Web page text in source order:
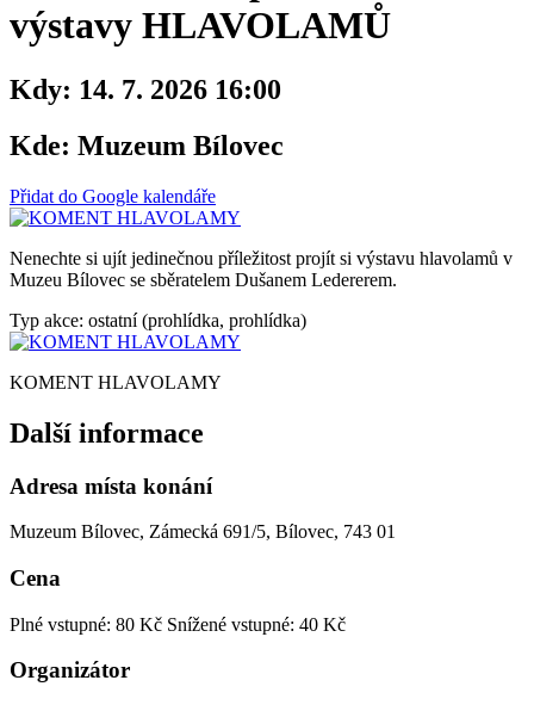
výstavy HLAVOLAMŮ
Kdy: 14. 7. 2026 16:00
Kde: Muzeum Bílovec
Přidat do Google kalendáře
Nenechte si ujít jedinečnou příležitost projít si výstavu hlavolamů v
Muzeu Bílovec se sběratelem Dušanem Ledererem.
Typ akce: ostatní (prohlídka, prohlídka)
KOMENT HLAVOLAMY
Další informace
Adresa místa konání
Muzeum Bílovec, Zámecká 691/5, Bílovec, 743 01
Cena
Plné vstupné: 80 Kč Snížené vstupné: 40 Kč
Organizátor